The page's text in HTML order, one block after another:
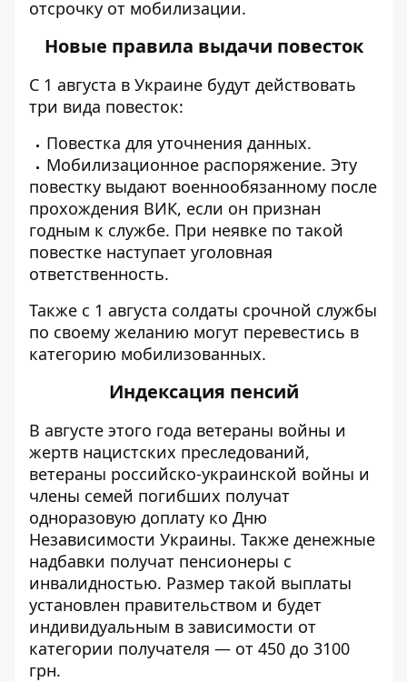
отсрочку от мобилизации.
Новые правила выдачи повесток
С 1 августа в Украине будут действовать
три вида повесток:
Повестка для уточнения данных.
Мобилизационное распоряжение. Эту
повестку выдают военнообязанному после
прохождения ВИК, если он признан
годным к службе. При неявке по такой
повестке наступает уголовная
ответственность.
Также с 1 августа солдаты срочной службы
по своему желанию могут перевестись в
категорию мобилизованных.
Индексация пенсий
В августе этого года ветераны войны и
жертв нацистских преследований,
ветераны российско-украинской войны и
члены семей погибших получат
одноразовую доплату ко Дню
Независимости Украины. Также денежные
надбавки получат пенсионеры с
инвалидностью. Размер такой выплаты
установлен правительством и будет
индивидуальным в зависимости от
категории получателя — от 450 до 3100
грн.